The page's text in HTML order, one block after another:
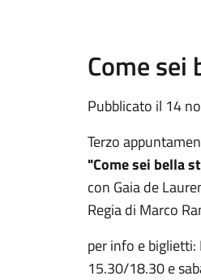
Come sei
Pubblicato il 14
Terzo
"Come sei bella
con Gaia de
Regia di Marco
per info e
15.30/18.30 e